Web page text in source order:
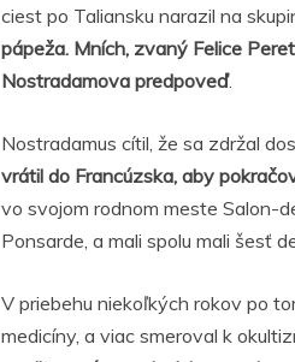
ciest po Taliansku narazil na
pápeža. Mních, zvaný Felice
Nostradamova predpoveď.
Nostradamus cítil, že sa zdržal
vrátil do Francúzska, aby
vo svojom rodnom meste Salon-
Ponsarde, a mali spolu mali šesť
V priebehu niekoľkých rokov po
medicíny, a viac smeroval k